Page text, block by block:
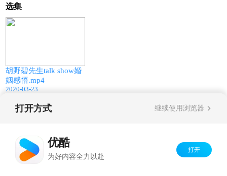
选集
胡野碧先生talk show婚
姻感悟.mp4
2020-03-23
打开方式 继续使用浏览器
优酷
为好内容全力以赴
打开